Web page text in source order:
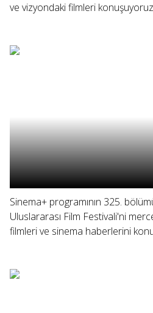
ve vizyondaki filmleri
Sinema+ programının 325.
Uluslararası Film Festivali'ni
filmleri ve sinema haberlerini